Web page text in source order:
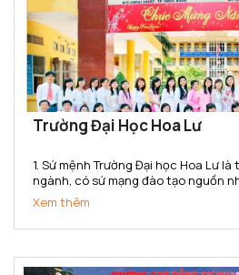
Trường Đại Học Hoa Lư
1. Sứ mệnh Trường Đại học Hoa Lư
ngành, có sứ mạng đào tạo nguồn
tổ chức nghiên cứu và ứng dụng
ứng yêu cầu phát triển kinh tế - xã
Xem thêm